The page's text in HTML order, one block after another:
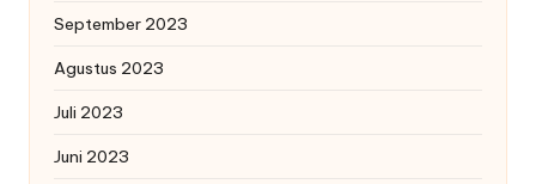
September 2023
Agustus 2023
Juli 2023
Juni 2023